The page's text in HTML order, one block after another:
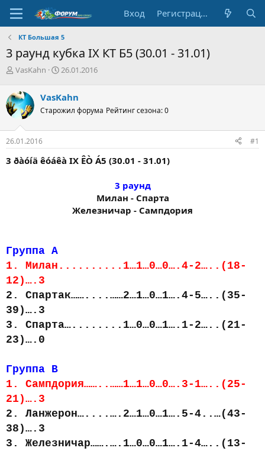
Вход Регистрация
КТ Большая 5
3 раунд кубка IX КТ Б5 (30.01 - 31.01)
А
т
о
р
е
м
ы
VasKahn
Д
а
н
ч
л
а
26.01.2016
VasKahn
Старожил форума Рейтинг сезона: 0
26.01.2016 #1
3 ðàóíä êóáêà IX ÊÒ Á5 (30.01 - 31.01)
3 раунд
Милан - Спарта
Железничар - Сампдория​
Группа А
1. Милан..........1…1…0…0….4-2…..(18-
12)….3
2. Спартак……....……2…1…0…1….4-5…..(35-
39)….3
3. Спарта…........1…0…0…1….1-2…..(21-
23)….0
Группа В
1. Сампдория……..……1…1…0…0….3-1…..(25-
21)….3
2. Ланжерон…....….2…1…0…1….5-4..…(43-
38)….3
3. Железничар…….….1…0…0…1….1-4…..(13-